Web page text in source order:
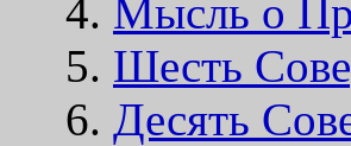
Мысль о
Шесть
Десять